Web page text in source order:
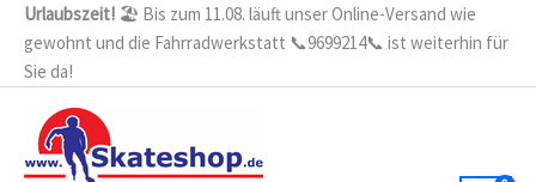
Zum
Inhalt
springen
Urlaubszeit! 🏖️ Bis zum 11.08. läuft unser Online-Versand wie
gewohnt und die Fahrradwerkstatt 📞9699214📞 ist weiterhin für
Sie da!